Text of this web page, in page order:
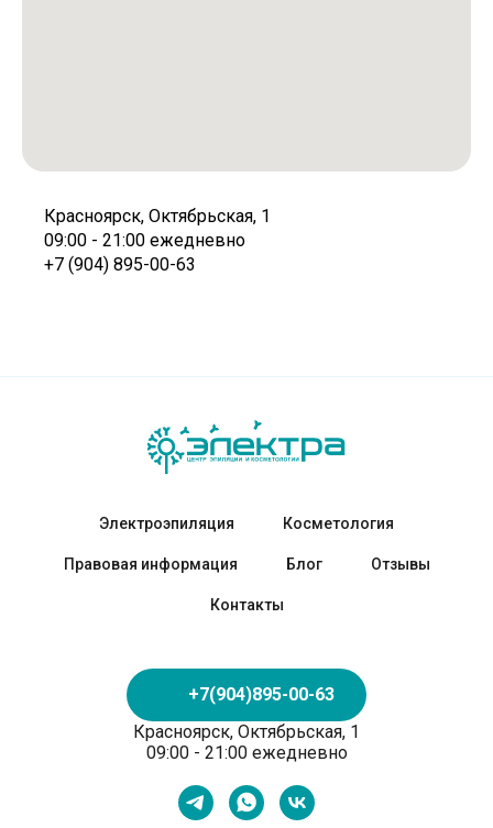
Красноярск, Октябрьская, 1
09:00 - 21:00 ежедневно
+7 (904) 895-00-63
Электроэпиляция Косметология
Правовая информация Блог Отзывы
Контакты
+7(904)895-00-63
Красноярск, Октябрьская, 1
09:00 - 21:00 ежедневно